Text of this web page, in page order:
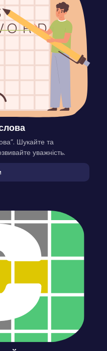
Шукайте та
уважність.